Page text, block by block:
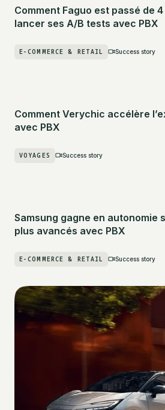
Comment Faguo est passé de
lancer ses A/B tests avec PBX
E-COMMERCE & RETAIL Success story
Comment Verychic accélère
avec PBX
VOYAGES Success story
Samsung gagne en autonomie
plus avancés avec PBX
E-COMMERCE & RETAIL Success story